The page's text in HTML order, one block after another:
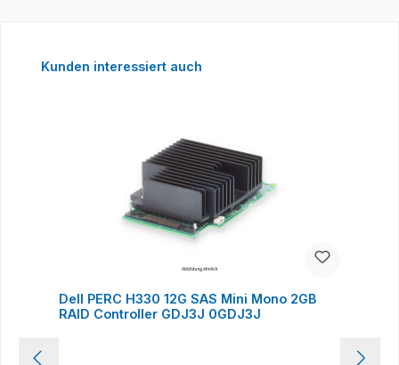
Produktgalerie überspringen
Kunden interessiert auch
Dell PERC H330 12G SAS Mini Mono 2GB
RAID Controller GDJ3J 0GDJ3J